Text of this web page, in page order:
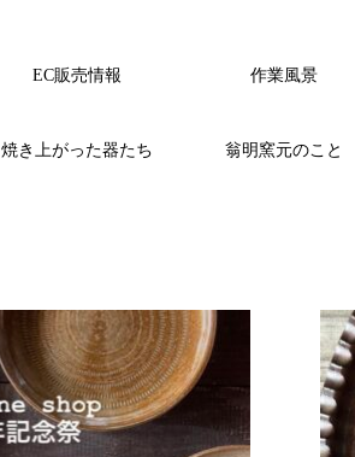
EC販売情報 作業風景
焼き上がった器たち 翁明窯元のこと